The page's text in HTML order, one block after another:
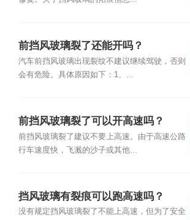
前挡风玻璃裂了还能开吗？
汽车前挡风玻璃出现裂纹不建议继续驾驶，否则
会有危险。具体原因如下：1、...
前挡风玻璃裂了可以开高速吗？
前挡风玻璃裂了建议不要上高速。由于高速公路
行车速度快，飞溅的沙子或其他...
挡风玻璃有裂痕可以跑高速吗？
没有规定挡风玻璃裂了不能上高速，但为了安全